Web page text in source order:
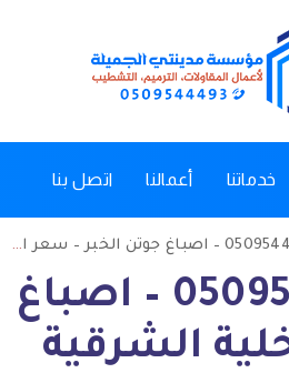
خدماتنا أعمالنا اتصل بنا
صباغ ممتاز في الدمام 0509544493 – اصباغ
الشرقية